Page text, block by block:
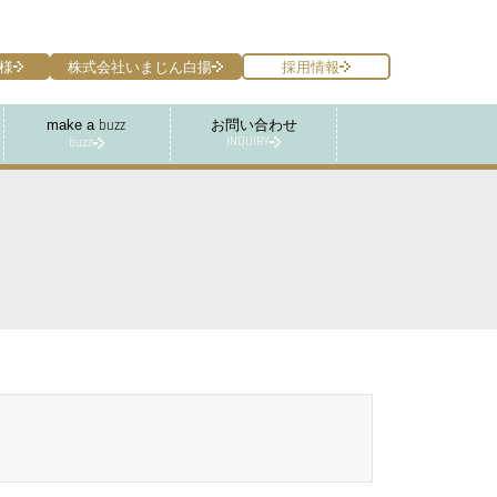
make a buzz
buzz
お問い合わせ
INQUIRY
株式会社いまじん白揚 採用情報